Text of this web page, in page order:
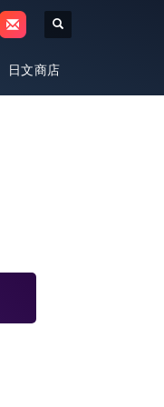
日文商店